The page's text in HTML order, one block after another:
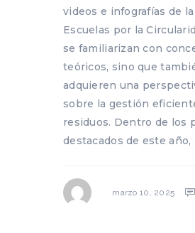
videos e infografías de
Escuelas por la
se familiarizan con
teóricos, sino que
adquieren una
sobre la gestión
residuos. Dentro de los
destacados de este año,
marzo 10, 2025